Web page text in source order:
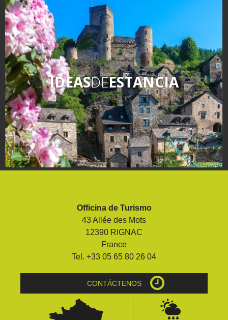
IDEASDEESTANCIA
Officina de Turismo
43 Allée des Mots
12390 RIGNAC
France
Tel. +33 05 65 80 26 04
CONTÁCTENOS